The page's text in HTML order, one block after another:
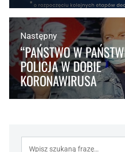
Następny
“PAŃSTWO W
POLICJA W DOBIE
KORONAWIRUSA